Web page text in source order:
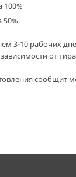
100%
50%.
3-10 рабочих
от
сообщит